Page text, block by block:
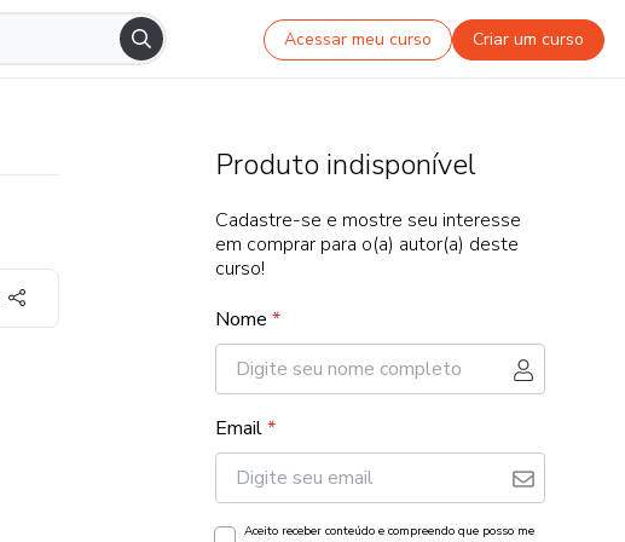
Acessar meu curso Criar um curso
Produto indisponível
Cadastre-se e mostre seu interesse
em comprar para o(a) autor(a) deste
curso!
Nome *
Email*
Aceito receber conteúdo e compreendo que posso me